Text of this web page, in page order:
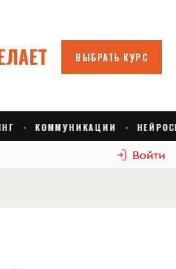
Войти